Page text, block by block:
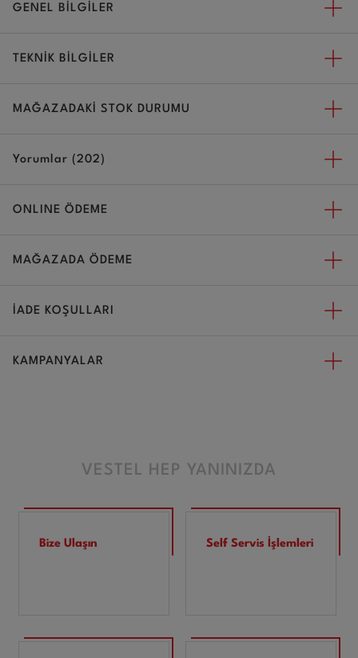
GENEL BİLGİLER
TEKNİK BİLGİLER
MAĞAZADAKİ STOK DURUMU
Yorumlar (202)
ONLINE ÖDEME
MAĞAZADA ÖDEME
İADE KOŞULLARI
KAMPANYALAR
VESTEL HEP YANINIZDA
Bize Ulaşın Self Servis İşlemleri